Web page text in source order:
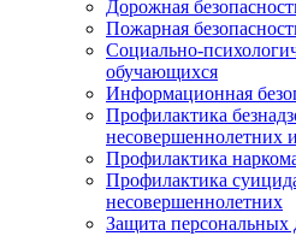
Дорожная
Пожарная
Социально-
обучающихся
Информационная
Профилактика
несовершеннолетних
Профилактика
Профилактика
несовершеннолетних
Защита персональных